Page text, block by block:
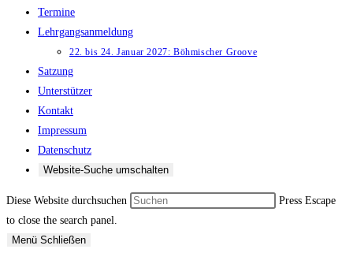
Termine
Lehrgangsanmeldung
22. bis 24. Januar 2027: Böhmischer Groove
Satzung
Unterstützer
Kontakt
Impressum
Datenschutz
Website-Suche umschalten
Diese Website durchsuchen
Press Escape
to close the search panel.
Menü Schließen